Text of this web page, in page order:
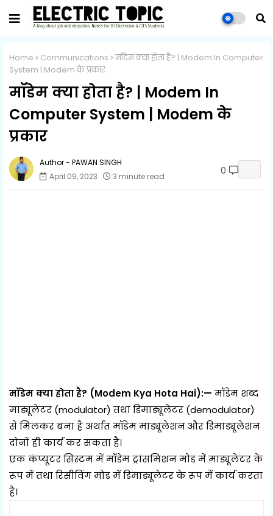
Home Communications
मॉडेम क्या होता है? | Modem In Computer
System | Modem के प्रकार
मॉडेम क्या होता है? | Modem In
Computer System | Modem के
प्रकार
PAWAN SINGH
April 09, 2023
3 minute read 0
मॉडेम क्या होता है? (Modem Kya Hota Hai):— मॉडेम शब्द
माड्यूलेटर (modulator) तथा डिमाड्यूलेटर (demodulator)
से मिलकर बना है अर्थात मॉडेम माड्यूलेशन और डिमाड्यूलेशन
दोनों ही कार्य कर सकता है।
एक कंप्यूटर सिस्टम में मॉडेम ट्रांसमिशन मोड में माड्यूलेटर के
रूप में तथा रिसीविंग मोड में डिमाड्यूलेटर के रूप में कार्य करता
है।